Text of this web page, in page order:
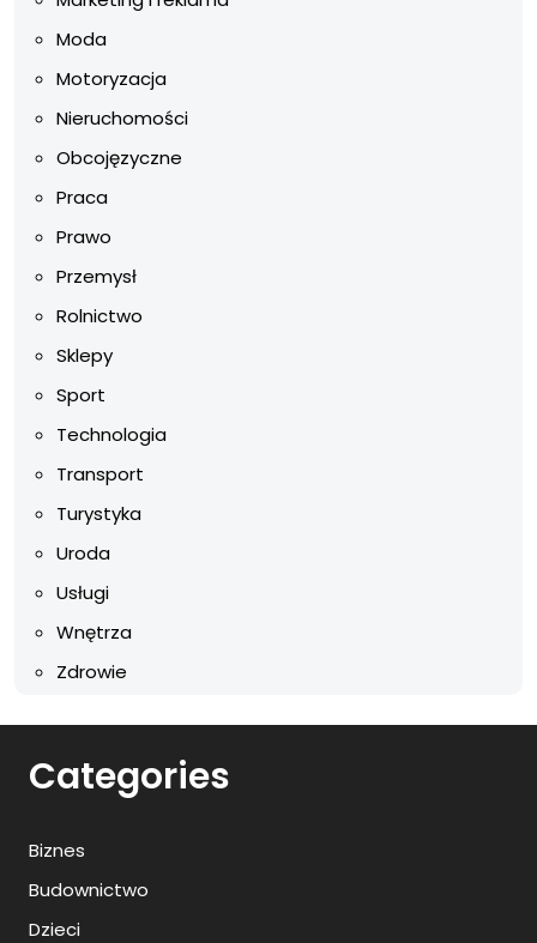
Moda
Motoryzacja
Nieruchomości
Obcojęzyczne
Praca
Prawo
Przemysł
Rolnictwo
Sklepy
Sport
Technologia
Transport
Turystyka
Uroda
Usługi
Wnętrza
Zdrowie
Categories
Biznes
Budownictwo
Dzieci